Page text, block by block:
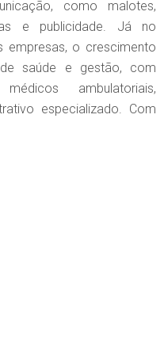
como malotes,
e publicidade. Já no
empresas, o crescimento
saúde e gestão, com
ambulatoriais,
especializado. Com